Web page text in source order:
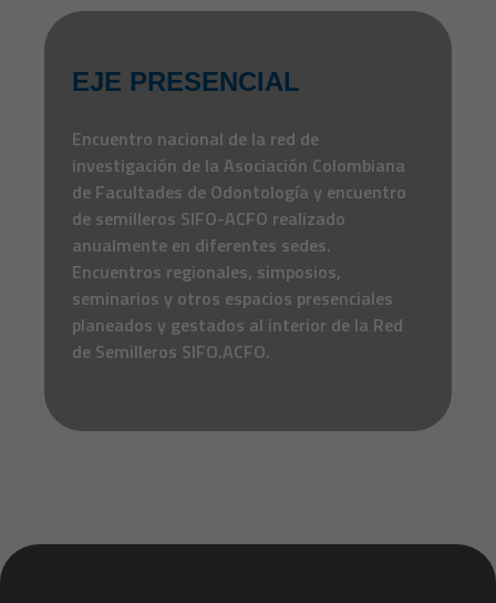
EJE PRESENCIAL
Encuentro nacional de la red de
investigación de la Asociación Colombiana
de Facultades de Odontología y encuentro
de semilleros SIFO-ACFO realizado
anualmente en diferentes sedes.
Encuentros regionales, simposios,
seminarios y otros espacios presenciales
planeados y gestados al interior de la Red
de Semilleros SIFO.ACFO.